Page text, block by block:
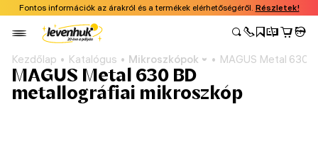
Fontos információk az árakról és a termékek elérhetőségéről. Részletek!
Kezdőlap Katalógus Mikroszkópok MAGUS Metal 630
MAGUS Metal 630 BD
metallográfiai mikroszkóp